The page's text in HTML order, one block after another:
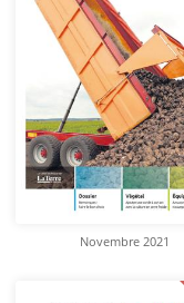
Novembre 2021